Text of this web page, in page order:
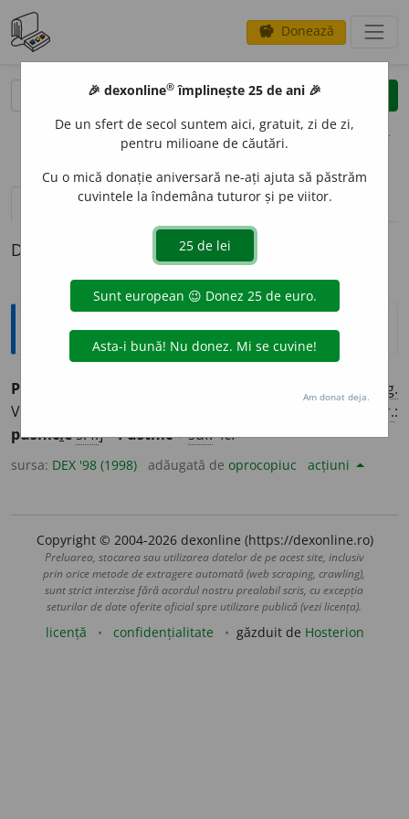
savings Donează
clear
opțiuni
definiții (1)
Definiția cu ID-ul 37311:
Explicative DEX
PUSTNIC
Fig.
Viață retrasă și aspră pe care o duce cineva. [
Var.:
pusnicies. f.] –Pustnic+suf.-ie.
sursa: DEX '98 (1998) adăugată de oprocopiuc acțiuni
Copyright © 2004-2026 dexonline (https://dexonline.ro)
Preluarea, stocarea sau utilizarea datelor de pe acest site, inclusiv
prin orice metode de extragere automată (web scraping, crawling),
sunt strict interzise fără acordul nostru prealabil scris, cu excepția
seturilor de date oferite oficial spre utilizare publică (vezi licența).
licență confidențialitate găzduit de Hosterion
🎉 dexonline® împlinește 25 de ani 🎉
De un sfert de secol suntem aici, gratuit, zi de zi,
pentru milioane de căutări.
Cu o mică donație aniversară ne-ați ajuta să păstrăm
cuvintele la îndemâna tuturor și pe viitor.
Am donat deja.